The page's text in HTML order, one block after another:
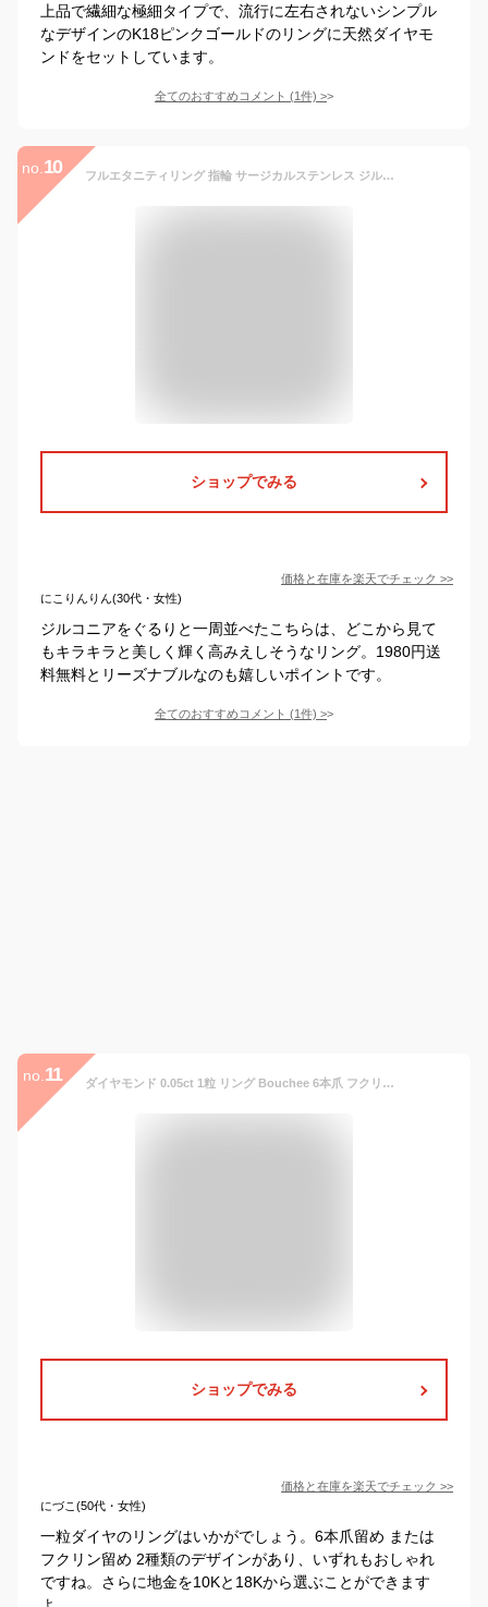
上品で繊細な極細タイプで、流行に左右されないシンプル
なデザインのK18ピンクゴールドのリングに天然ダイヤモ
ンドをセットしています。
全てのおすすめコメント (1件) >
no. 10 フルエタニティリング 指輪 サージカルステンレス ジルコニア 極細 1mm フルエタニティ リング 金属アレルギー レディース 女性 上品 7号 9号 11号 14号 16号 19号 関節リング キラキラ 送料無料 かわいい 細い 華奢 ピンクゴールド
ショップでみる
価格と在庫を楽天でチェック >>
にこりんりん(30代・女性)
ジルコニアをぐるりと一周並べたこちらは、どこから見て
もキラキラと美しく輝く高みえしそうなリング。1980円送
料無料とリーズナブルなのも嬉しいポイントです。
全てのおすすめコメント (1件) >
no. 11 ダイヤモンド 0.05ct 1粒 リング Bouchee 6本爪 フクリン 指輪 K18 18金 18K K10 10金 10K あす楽 | ピンクゴールド イエローゴールド 1石 一粒 シンプル 華奢 細いリング 重ね付け プレゼント ギフト 誕生日 誕生石 新春 金属アレルギー 安心 重ねづけ ダイヤリング
ショップでみる
価格と在庫を楽天でチェック >>
にづこ(50代・女性)
一粒ダイヤのリングはいかがでしょう。6本爪留め または
フクリン留め 2種類のデザインがあり、いずれもおしゃれ
ですね。さらに地金を10Kと18Kから選ぶことができます